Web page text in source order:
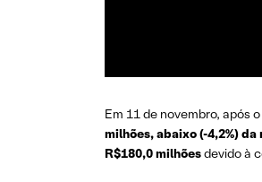
Em 11 de novembro, após
milhões, abaixo (-4,2%)
R$180,0 milhõesdevido à